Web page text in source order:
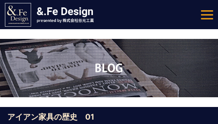
アイアン家具の歴史 01